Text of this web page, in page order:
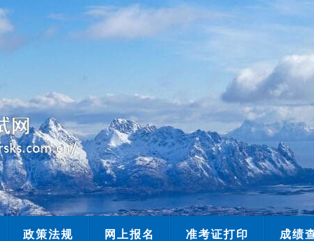
政策法规 网上报名 准考证打印 成绩
当前时间：